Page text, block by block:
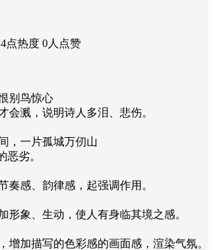
点热度 0人点赞
别鸟惊心
会溅，说明诗人多泪、悲伤。
，一片孤城万仞山
恶劣。
奏感、韵律感，起强调作用。
形象、生动，使人有身临其境之感。
增加描写的色彩感的画面感，渲染气氛。